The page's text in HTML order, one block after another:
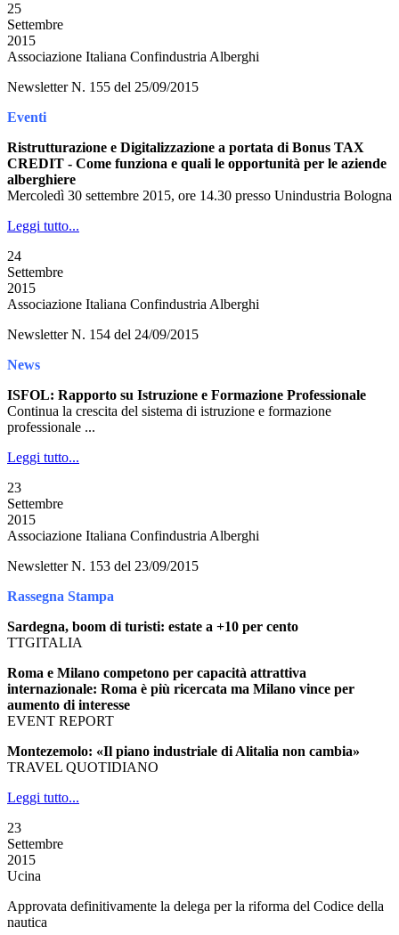
25
Settembre
2015
Associazione Italiana Confindustria Alberghi
Newsletter N. 155 del 25/09/2015
Eventi
Ristrutturazione e Digitalizzazione a portata di Bonus TAX
CREDIT - Come funziona e quali le opportunità per le aziende
alberghiere
Mercoledì 30 settembre 2015, ore 14.30 presso Unindustria Bologna
Leggi tutto...
24
Settembre
2015
Associazione Italiana Confindustria Alberghi
Newsletter N. 154 del 24/09/2015
News
ISFOL: Rapporto su Istruzione e Formazione Professionale
Continua la crescita del sistema di istruzione e formazione
professionale ...
Leggi tutto...
23
Settembre
2015
Associazione Italiana Confindustria Alberghi
Newsletter N. 153 del 23/09/2015
Rassegna Stampa
Sardegna, boom di turisti: estate a +10 per cento
TTGITALIA
Roma e Milano competono per capacità attrattiva
internazionale: Roma è più ricercata ma Milano vince per
aumento di interesse
EVENT REPORT
Montezemolo: «Il piano industriale di Alitalia non cambia»
TRAVEL QUOTIDIANO
Leggi tutto...
23
Settembre
2015
Ucina
Approvata definitivamente la delega per la riforma del Codice della
nautica